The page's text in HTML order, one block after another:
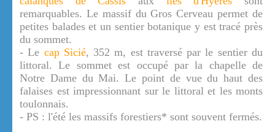
remarquables. Le massif du Gros Cerveau permet de
petites balades et un sentier botanique y est tracé près
du sommet.
- Le cap Sicié, 352 m, est traversé par le sentier du
littoral. Le sommet est occupé par la chapelle de
Notre Dame du Mai. Le point de vue du haut des
falaises est impressionnant sur le littoral et les monts
toulonnais.
- PS : l'été les massifs forestiers* sont souvent fermés.